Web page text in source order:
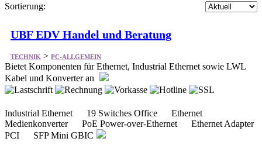
Sortierung:
UBF EDV Handel und Beratung
TECHNIK > PC-ALLGEMEIN
Bietet Komponenten für Ethernet, Industrial Ethernet sowie LWL
Kabel und Konverter an
Industrial Ethernet 19 Switches Office Ethernet
Medienkonverter PoE Power-over-Ethernet Ethernet Adapter
PCI SFP Mini GBIC